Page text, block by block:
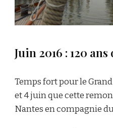
Juin 2016 : 120
Temps fort pour le
et 4 juin que cette
Nantes en compagnie